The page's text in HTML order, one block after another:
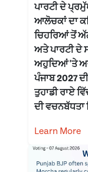
ਪਾਰਟੀ ਦੇ
ਆਲੋਚਕਾਂ ਦਾ
ਚਿਹਰਿਆਂ ਤੋਂ
ਅਤੇ ਪਾਰਟੀ ਦੇ
ਅਹੁਦਿਆਂ 'ਤੇ
ਪੰਜਾਬ 2027
ਤੁਹਾਡੀ ਰਾਏ
ਦੀ ਵਚਨਬੱਧਤਾ
Learn More